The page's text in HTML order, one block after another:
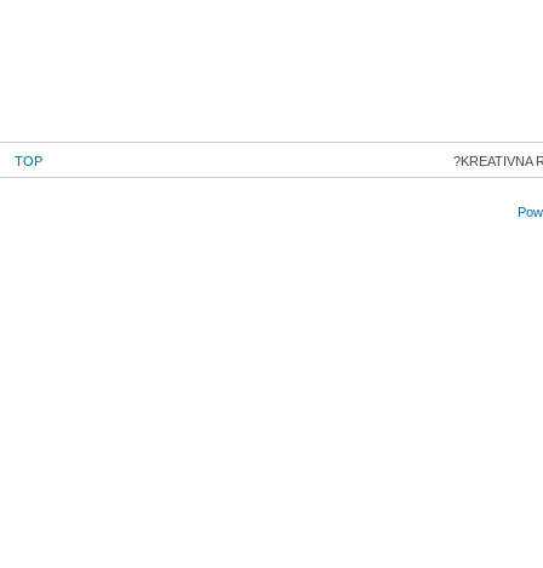
KREATIVNA
TOP